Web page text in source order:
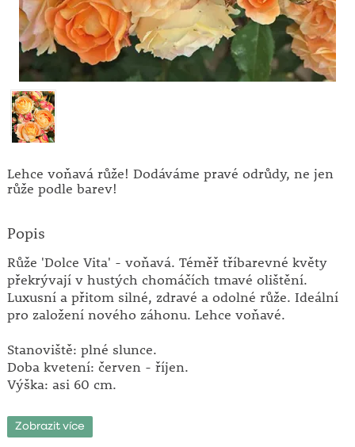
Lehce voňavá růže! Dodáváme pravé odrůdy, ne jen
růže podle barev!
Popis
Růže 'Dolce Vita' - voňavá. Téměř tříbarevné květy
překrývají v hustých chomáčích tmavé olištění.
Luxusní a přitom silné, zdravé a odolné růže. Ideální
pro založení nového záhonu. Lehce voňavé.
Stanoviště: plné slunce.
Doba kvetení: červen - říjen.
Výška: asi 60 cm.
Nikdy nesázejte růže po růžích, protože půda je po
nich unavená. Chcete-li nahradit staré růže novými,
Zobrazit více